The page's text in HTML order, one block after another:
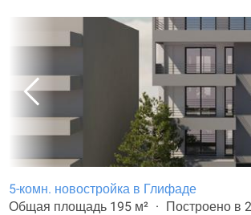
5-комн. новостройка в Глифаде
Общая площадь 195 м²
Построено в